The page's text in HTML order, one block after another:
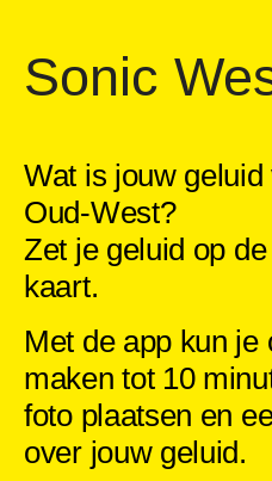
Sonic
Wat is jouw
Oud-West?
Zet je geluid op
kaart.
Met de app kun je
maken tot 10
foto plaatsen en
over jouw geluid.